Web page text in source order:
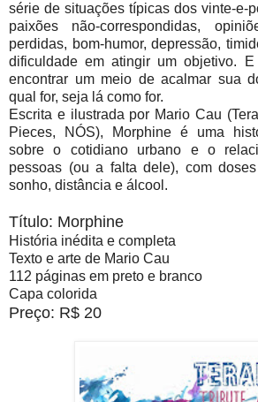
série de situações típicas dos vinte-e-
paixões não-correspondidas,
perdidas, bom-humor, depressão,
dificuldade em atingir um objetivo.
encontrar um meio de acalmar sua
qual for, seja lá como for.
Escrita e ilustrada por Mario Cau
Pieces, NÓS), Morphine é uma
sobre o cotidiano urbano e o
pessoas (ou a falta dele), com
sonho, distância e álcool.
Título: Morphine
História inédita e completa
Texto e arte de Mario Cau
112 páginas em preto e branco
Capa colorida
Preço: R$ 20